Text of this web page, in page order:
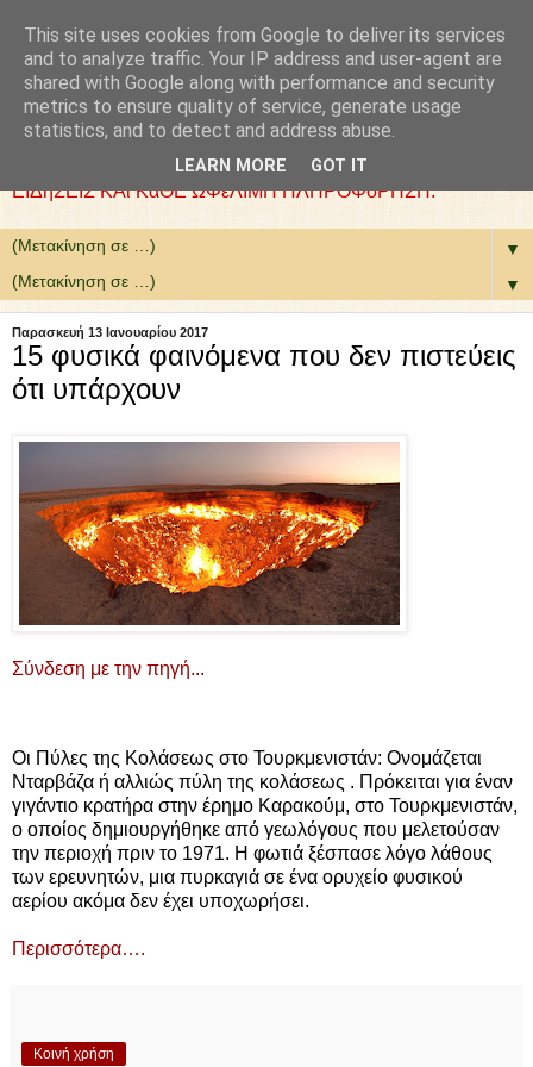
: COLLaZ NeWS aND
MoRE
ΘέΛΟΥΜΕ ΝΑ ΕίΜΑΣΤΕ ΧΡήΣΙΜΟΙ. ΕΠΙΛέΓΟΥΜΕ
ΕΙΔήΣΕΙΣ ΚΑι ΚάΘΕ ΩΦέΛΙΜΗ ΠΛΗΡΟΦόΡΗΣΗ.
▼
▼
Παρασκευή 13 Ιανουαρίου 2017
15 φυσικά φαινόμενα που δεν πιστεύεις
ότι υπάρχουν
Σύνδεση με την πηγή...
Οι Πύλες της Κολάσεως στο Τουρκμενιστάν: Ονομάζεται
Νταρβάζα ή αλλιώς πύλη της κολάσεως . Πρόκειται για έναν
γιγάντιο κρατήρα στην έρημο Καρακούμ, στο Τουρκμενιστάν,
ο οποίος δημιουργήθηκε από γεωλόγους που μελετούσαν
την περιοχή πριν το 1971. Η φωτιά ξέσπασε λόγο λάθους
των ερευνητών, μια πυρκαγιά σε ένα ορυχείο φυσικού
αερίου ακόμα δεν έχει υποχωρήσει.
Περισσότερα….
Κοινή χρήση
This site uses cookies from Google to deliver its services
and to analyze traffic. Your IP address and user-agent are
shared with Google along with performance and security
metrics to ensure quality of service, generate usage
statistics, and to detect and address abuse.
LEARN MORE GOT IT